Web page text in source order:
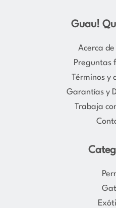
s
t
a
r
a
m
Guau!
Acerca
Preguntas
Términos y
Garantías y
Trabaja